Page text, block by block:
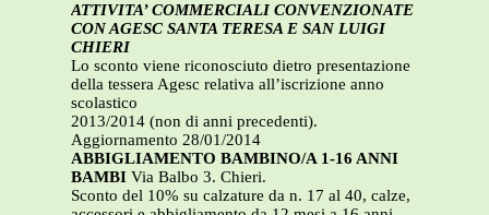
ATTIVITA’ COMMERCIALI CONVENZIONATE
CON AGESC SANTA TERESA E SAN LUIGI
CHIERI
Lo sconto viene riconosciuto dietro presentazione
della tessera Agesc relativa all’iscrizione anno
scolastico
2013/2014 (non di anni precedenti).
Aggiornamento 28/01/2014
ABBIGLIAMENTO BAMBINO/A 1-16 ANNI
BAMBI Via Balbo 3. Chieri.
Sconto del 10% su calzature da n. 17 al 40, calze,